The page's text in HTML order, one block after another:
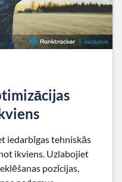
iedarbīgas tehniskās
ikviens. Uzlabojiet
pozīcijas,